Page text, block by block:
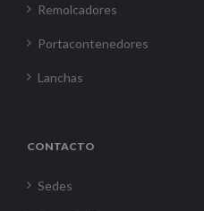
Remolcadores
Portacontenedores
Lanchas
CONTACTO
Sedes